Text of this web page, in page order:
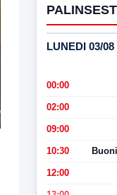
LUNEDI 03/08
00:00
02:00
09:00
10:30
12:00